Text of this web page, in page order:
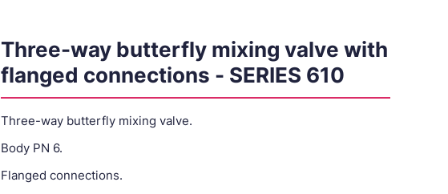
Three-way butterfly mixing valve with
flanged connections - SERIES 610
Three-way butterfly mixing valve.
Body PN 6.
Flanged connections.